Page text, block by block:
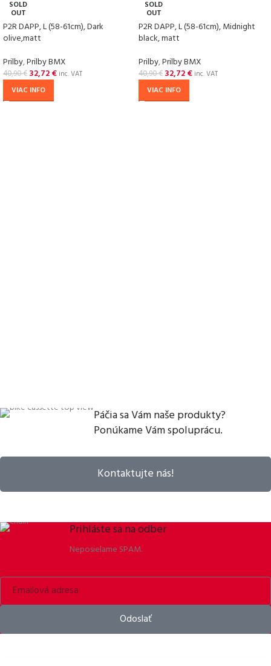
SOLD
OUT
P2R DAPP, L (58-61cm), Dark
olive,matt
Prilby,Prilby BMX
40,90€ 32,72€ inc. VAT
VIAC INFO
SOLD
OUT
P2R DAPP, L (58-61cm), Midnight
black, matt
Prilby,Prilby BMX
40,90€ 32,72€ inc. VAT
VIAC INFO
Páčia sa Vám naše produkty?
Ponúkame Vám spoluprácu.
Kontaktujte nás!
Prihláste sa na odber
Neposielame SPAM.
Odoslať